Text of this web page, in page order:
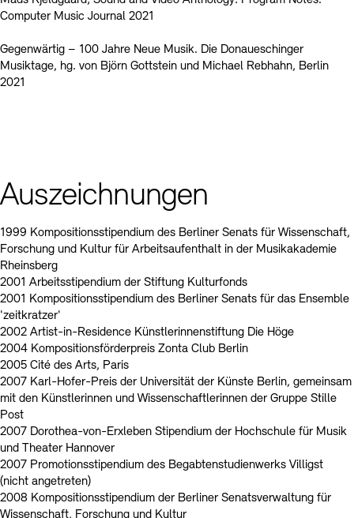
Computer Music Journal 2021
Gegenwärtig – 100 Jahre Neue Musik. Die Donaueschinger
Musiktage, hg. von Björn Gottstein und Michael Rebhahn, Berlin
2021
Auszeichnungen
1999 Kompositionsstipendium des Berliner Senats für Wissenschaft,
Forschung und Kultur für Arbeitsaufenthalt in der Musikakademie
Rheinsberg
2001 Arbeitsstipendium der Stiftung Kulturfonds
2001 Kompositionsstipendium des Berliner Senats für das Ensemble
'zeitkratzer'
2002 Artist-in-Residence Künstlerinnenstiftung Die Höge
2004 Kompositionsförderpreis Zonta Club Berlin
2005 Cité des Arts, Paris
2007 Karl-Hofer-Preis der Universität der Künste Berlin, gemeinsam
mit den Künstlerinnen und Wissenschaftlerinnen der Gruppe Stille
Post
2007 Dorothea-von-Erxleben Stipendium der Hochschule für Musik
und Theater Hannover
2007 Promotionsstipendium des Begabtenstudienwerks Villigst
(nicht angetreten)
2008 Kompositionsstipendium der Berliner Senatsverwaltung für
Wissenschaft, Forschung und Kultur